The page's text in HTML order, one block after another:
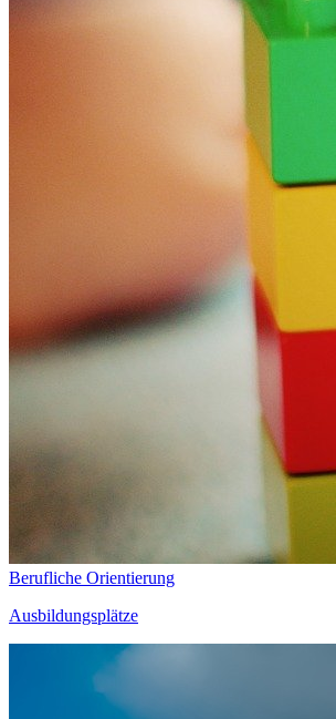
Berufliche Orientierung
Ausbildungsplätze